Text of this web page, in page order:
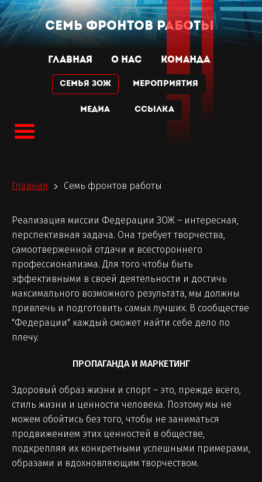
СЕМЬ ФРОНТОВ РАБОТЫ
ГЛАВНАЯ О НАС КОМАНДА
Семья ЗОЖ МЕРОПРИЯТИЯ
МЕДИА Ссылка
Главная > Семь фронтов работы
Реализация миссии Федерации ЗОЖ – интересная,
перспективная задача. Она требует творчества,
самоотверженной отдачи и всестороннего
профессионализма. Для того чтобы быть
эффективными в своей деятельности и достичь
максимального возможного результата, мы должны
привлечь и подготовить самых лучших. В сообществе
"Федерации" каждый сможет найти себе дело по
плечу.
ПРОПАГАНДА И МАРКЕТИНГ
Здоровый образ жизни и спорт – это, прежде всего,
стиль жизни и ценности человека. Поэтому мы не
можем обойтись без того, чтобы не заниматься
продвижением этих ценностей в обществе,
подкрепляя их конкретными успешными примерами,
образами и вдохновляющим творчеством.